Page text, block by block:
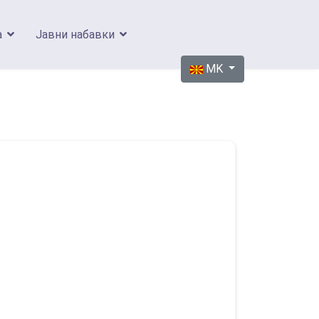
Јавни набавки
Изберете го вашиот јазик
MK